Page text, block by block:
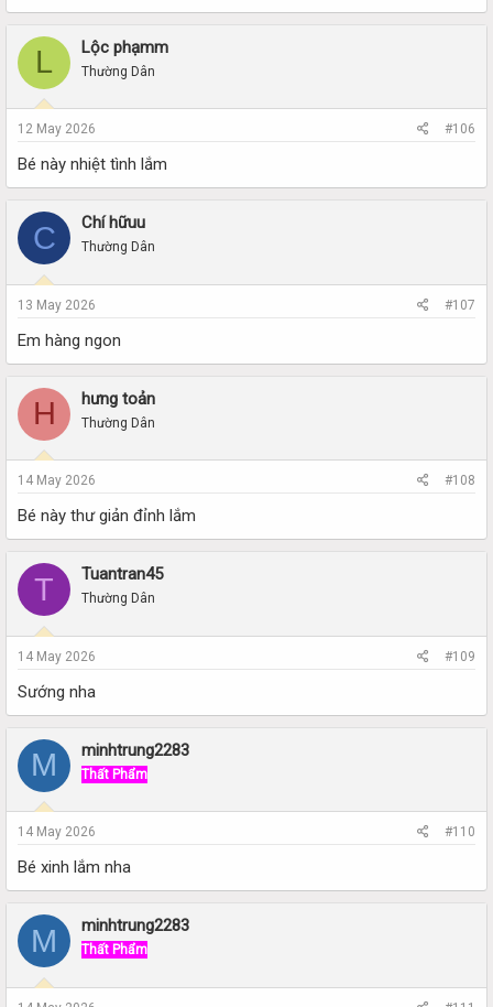
L Lộc phạmm
Thường Dân
12 May 2026 #106
Bé này nhiệt tình lắm
C Chí hữuu
Thường Dân
13 May 2026 #107
Em hàng ngon
H hưng toản
Thường Dân
14 May 2026 #108
Bé này thư giản đỉnh lắm
T Tuantran45
Thường Dân
14 May 2026 #109
Sướng nha
M minhtrung2283
Thất Phẩm
14 May 2026 #110
Bé xinh lắm nha
M minhtrung2283
Thất Phẩm